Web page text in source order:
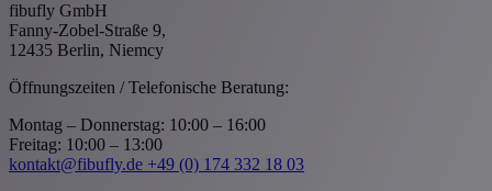
fibufly GmbH
Fanny-Zobel-Straße 9,
12435 Berlin, Niemcy
Öffnungszeiten / Telefonische Beratung:
Montag – Donnerstag: 10:00 – 16:00
Freitag: 10:00 – 13:00
kontakt@fibufly.de +49 (0) 174 332 18 03